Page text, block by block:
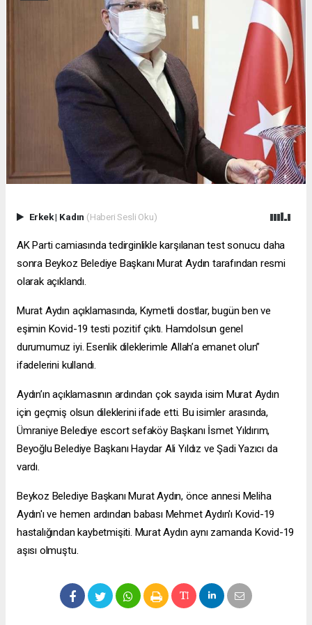
Erkek| Kadın (Haberi Sesli Oku)
AK Parti camiasında tedirginlikle karşılanan test sonucu daha
sonra Beykoz Belediye Başkanı Murat Aydın tarafından resmi
olarak açıklandı.
Murat Aydın açıklamasında, Kıymetli dostlar, bugün ben ve
eşimin Kovid-19 testi pozitif çıktı. Hamdolsun genel
durumumuz iyi. Esenlik dileklerimle Allah’a emanet olun”
ifadelerini kullandı.
Aydın’ın açıklamasının ardından çok sayıda isim Murat Aydın
için geçmiş olsun dileklerini ifade etti. Bu isimler arasında,
Ümraniye Belediye escort sefaköyBaşkanı İsmet Yıldırım,
Beyoğlu Belediye Başkanı Haydar Ali Yıldız ve Şadi Yazıcı da
vardı.
Beykoz Belediye Başkanı Murat Aydın, önce annesi Meliha
Aydın'ı ve hemen ardından babası Mehmet Aydın'ı Kovid-19
hastalığından kaybetmişiti. Murat Aydın aynı zamanda Kovid-19
aşısı olmuştu.